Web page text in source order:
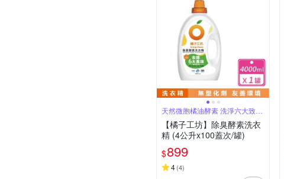
天然微胞橘油酵素 洗淨六大致病
菌
【橘子工坊】除臭酵素洗衣
精 (4公升x100蓋次/罐)
$899
4(4)